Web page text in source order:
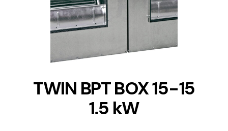
DETAILS
TWIN BPT BOX 15-15
1.5 kW